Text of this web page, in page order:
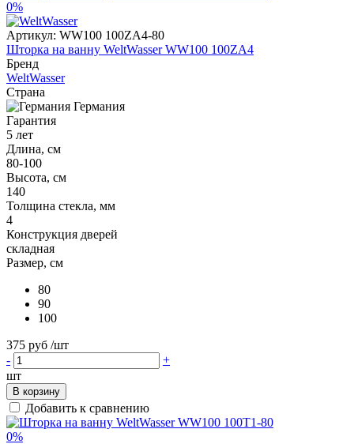
0%
Артикул: WW100 100ZA4-80
Шторка на ванну WeltWasser WW100 100ZA4
Бренд
WeltWasser
Страна
Германия
Гарантия
5 лет
Длина, см
80-100
Высота, см
140
Толщина стекла, мм
4
Конструкция дверей
складная
Размер, см
80
90
100
375 руб /шт
-
+
шт
В корзину
Добавить к сравнению
0%